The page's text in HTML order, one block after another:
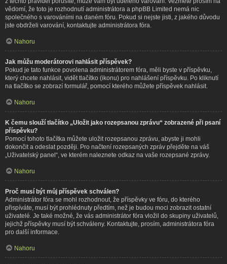
vědomí, že toto je rozhodnutí administrátora a phpBB Limited nemá nic
společného s varováními na daném fóru. Pokud si nejste jisti, z jakého důvodu
jste obdrželi varování, kontaktujte administrátora fóra.
Nahoru
Jak můžu moderátorovi nahlásit příspěvek?
Pokud je tato funkce povolena administrátorem fóra, měli byste v příspěvku,
který chcete nahlásit, vidět tlačítko (ikonu) pro nahlášení příspěvku. Po kliknutí
na tlačítko se zobrazí formulář, pomocí kterého můžete příspěvek nahlásit.
Nahoru
K čemu slouží tlačítko „Uložit jako rozepsanou zprávu“ zobrazené při psaní
příspěvku?
Pomocí tohoto tlačítka můžete uložit rozepsanou zprávu, abyste ji mohli
dokončit a odeslat později. Pro načtení rozepsaných zpráv přejděte na váš
„Uživatelský panel“, ve kterém naleznete odkaz na vaše rozepsané zprávy.
Nahoru
Proč musí být můj příspěvek schválen?
Administrátor fóra se mohl rozhodnout, že příspěvky ve fóru, do kterého
přispíváte, musí být prohlédnuty předtím, než je budou moci zobrazit ostatní
uživatelé. Je také možné, že vás administrátor fóra vložil do skupiny uživatelů,
jejichž příspěvky musí být schváleny. Kontaktujte, prosím, administrátora fóra
pro další informace.
Nahoru